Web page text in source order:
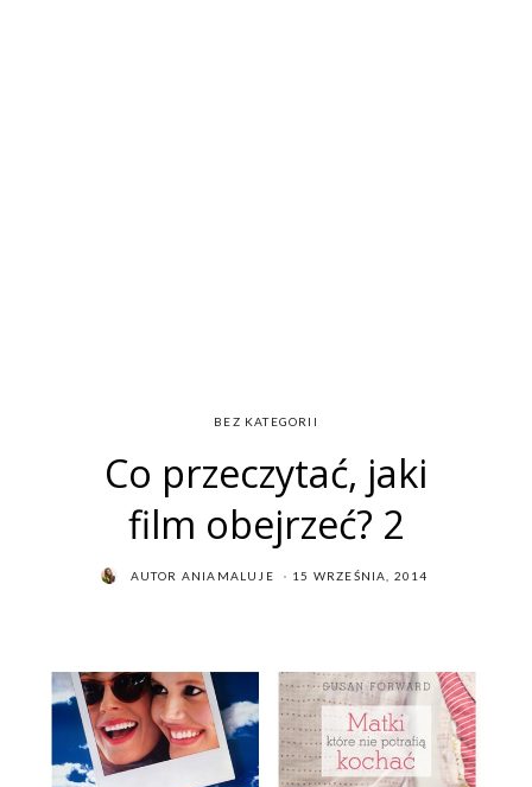
BEZ KATEGORII
Co przeczytać, jaki
film obejrzeć? 2
AUTOR ANIAMALUJE
POSTED
15 WRZEŚNIA, 2014